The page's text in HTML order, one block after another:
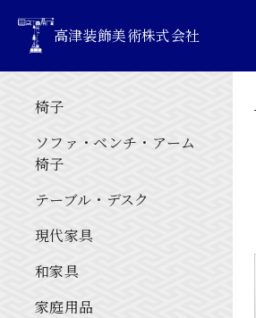
高津装飾美術株式会社
椅子
ソファ・ベンチ・アーム
椅子
テーブル・デスク
現代家具
和家具
家庭用品